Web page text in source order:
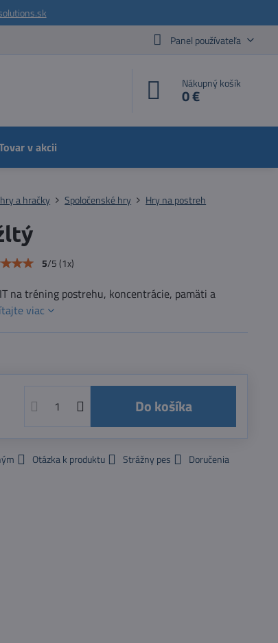
Panel používateľa
Nákupný košík
0 €
v akcii
a hračky Spoločenské hry Hry na postreh
5/5(1x)
na tréning postrehu, koncentrácie, pamäti a
viac
Do košíka
Otázka k produktu Strážny pes
Doručenia